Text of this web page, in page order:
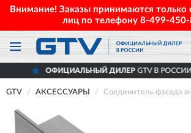
Внимание! Заказы принимаются только
лиц по телефону 8-499-
ОФИЦИАЛЬНЫЙ ДИЛЕРGTV В РОССИИ
GTV АКСЕССУАРЫ Соединитель фасада